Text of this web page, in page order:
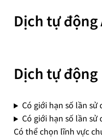
Dịch tự động
Dịch tự động
Có giới hạn số lần
Có giới hạn số lần
Có thể chọn lĩnh vực